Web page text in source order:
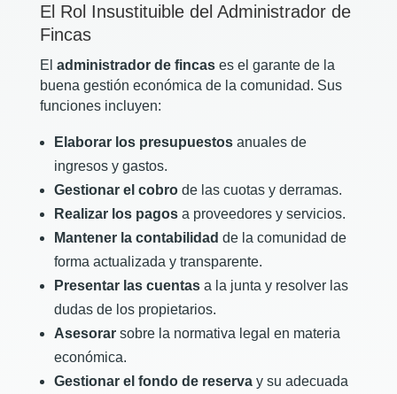
El Rol Insustituible del Administrador de
Fincas
El administrador de fincases el garante de la
buena gestión económica de la comunidad. Sus
funciones incluyen:
Elaborar los presupuestosanuales de
ingresos y gastos.
Gestionar el cobrode las cuotas y derramas.
Realizar los pagosa proveedores y servicios.
Mantener la contabilidad de la comunidad de
forma actualizada y transparente.
Presentar las cuentasa la junta y resolver las
dudas de los propietarios.
Asesorarsobre la normativa legal en materia
económica.
Gestionar el fondo de reservay su adecuada